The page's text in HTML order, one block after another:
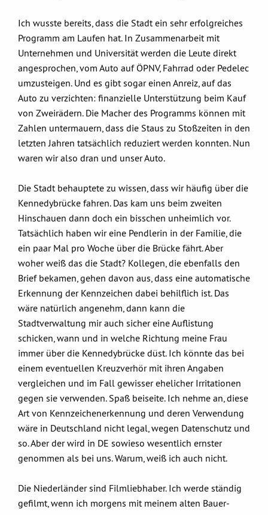
Ich wusste bereits, dass die Stadt ein sehr erfolgreiches
Programm am Laufen hat. In Zusammenarbeit mit
Unternehmen und Universität werden die Leute direkt
angesprochen, vom Auto auf ÖPNV, Fahrrad oder Pedelec
umzusteigen. Und es gibt sogar einen Anreiz, auf das
Auto zu verzichten: finanzielle Unterstützung beim Kauf
von Zweirädern. Die Macher des Programms können mit
Zahlen untermauern, dass die Staus zu Stoßzeiten in den
letzten Jahren tatsächlich reduziert werden konnten. Nun
waren wir also dran und unser Auto.
Die Stadt behauptete zu wissen, dass wir häufig über die
Kennedybrücke fahren. Das kam uns beim zweiten
Hinschauen dann doch ein bisschen unheimlich vor.
Tatsächlich haben wir eine Pendlerin in der Familie, die
ein paar Mal pro Woche über die Brücke fährt. Aber
woher weiß das die Stadt? Kollegen, die ebenfalls den
Brief bekamen, gehen davon aus, dass eine automatische
Erkennung der Kennzeichen dabei behilflich ist. Das
wäre natürlich angenehm, dann kann die
Stadtverwaltung mir auch sicher eine Auflistung
schicken, wann und in welche Richtung meine Frau
immer über die Kennedybrücke düst. Ich könnte das bei
einem eventuellen Kreuzverhör mit ihren Angaben
vergleichen und im Fall gewisser ehelicher Irritationen
gegen sie verwenden. Spaß beiseite. Ich nehme an, diese
Art von Kennzeichenerkennung und deren Verwendung
wäre in Deutschland nicht legal, wegen Datenschutz und
so. Aber der wird in DE sowieso wesentlich ernster
genommen als bei uns. Warum, weiß ich auch nicht.
Die Niederländer sind Filmliebhaber. Ich werde ständig
gefilmt, wenn ich morgens mit meinem alten Bauer-